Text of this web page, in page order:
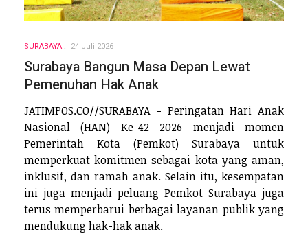
SURABAYA 24 Juli 2026
Surabaya Bangun Masa Depan Lewat
Pemenuhan Hak Anak
JATIMPOS.CO//SURABAYA - Peringatan Hari Anak
Nasional (HAN) Ke-42 2026 menjadi momen
Pemerintah Kota (Pemkot) Surabaya untuk
memperkuat komitmen sebagai kota yang aman,
inklusif, dan ramah anak. Selain itu, kesempatan
ini juga menjadi peluang Pemkot Surabaya juga
terus memperbarui berbagai layanan publik yang
mendukung hak-hak anak.